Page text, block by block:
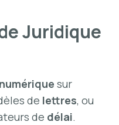
Juridique
sur
de lettres, ou
de délai.